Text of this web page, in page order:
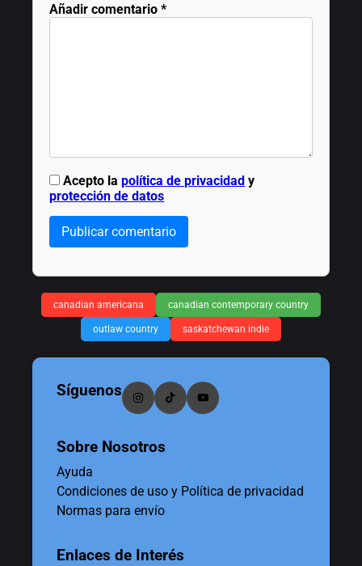
Añadir comentario *
Acepto lapolítica de privacidad y
protección de datos
Publicar comentario
canadian americana canadian contemporary country
outlaw country saskatchewan indie
Síguenos
Sobre Nosotros
Ayuda
Condiciones de uso y Política de privacidad
Normas para envío
Enlaces de Interés